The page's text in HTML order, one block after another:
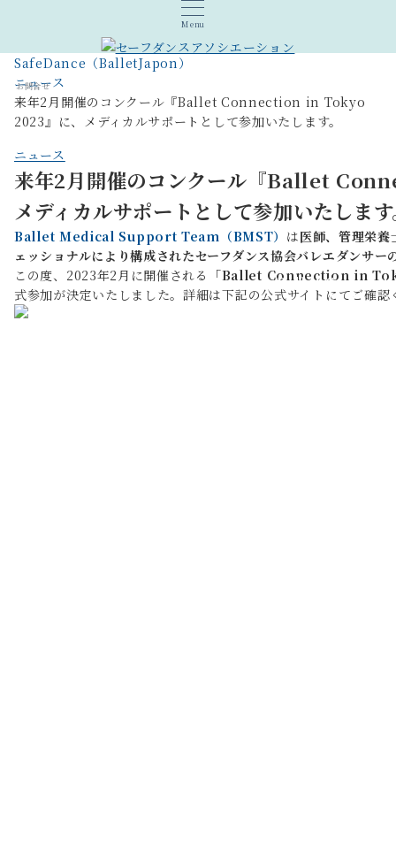
Menu
お問合せ
SafeDance（BalletJapon）
ニュース
来年2月開催のコンクール『Ballet Connection in Tokyo
2023』に、メディカルサポートとして参加いたします。
ニュース
来年2月開催のコンクール『Ballet
メディカルサポートとして参加いたしま
Ballet Medical Support Team（BMST） は医師、管理栄
ェッショナルにより構成されたセーフダンス協会バレエダンサー
この度、2023年2月に開催される
「Ballet Connection in
式参加が決定いたしました。詳細は下記の公式サイトにてご確認
Ballet
in Tokyo